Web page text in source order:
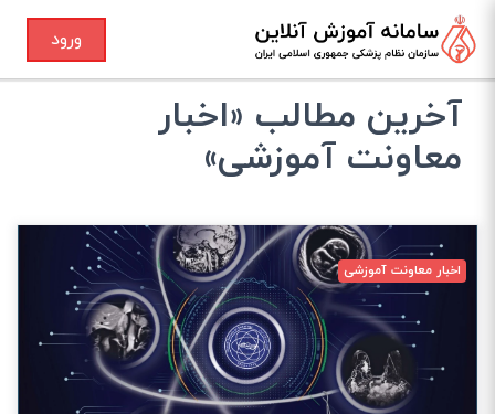
ورود
آخرین مطالب «اخبار
معاونت آموزشی»
اخبار معاونت آموزشی